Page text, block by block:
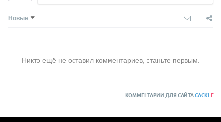
Новые
Никто ещё не оставил комментариев, станьте первым.
КОММЕНТАРИИ ДЛЯ САЙТАCACKL E